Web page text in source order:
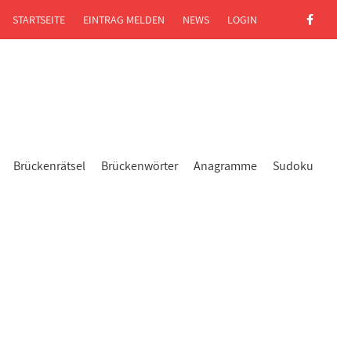
Brückenrätsel Brückenwörter Anagramme Sudoku
STARTSEITE EINTRAG MELDEN NEWS LOGIN